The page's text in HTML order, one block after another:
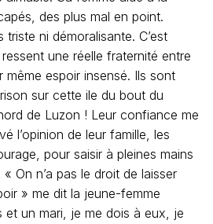
des plus mal en point.
ni démoralisante. C’est
une réelle fraternité entre
même espoir insensé. Ils sont
sur cette ile du bout du
de Luzon ! Leur confiance me
l’opinion de leur famille, les
pour saisir à pleines mains
On n’a pas le droit de laisser
» me dit la jeune-femme
et un mari, je me dois à eux, je